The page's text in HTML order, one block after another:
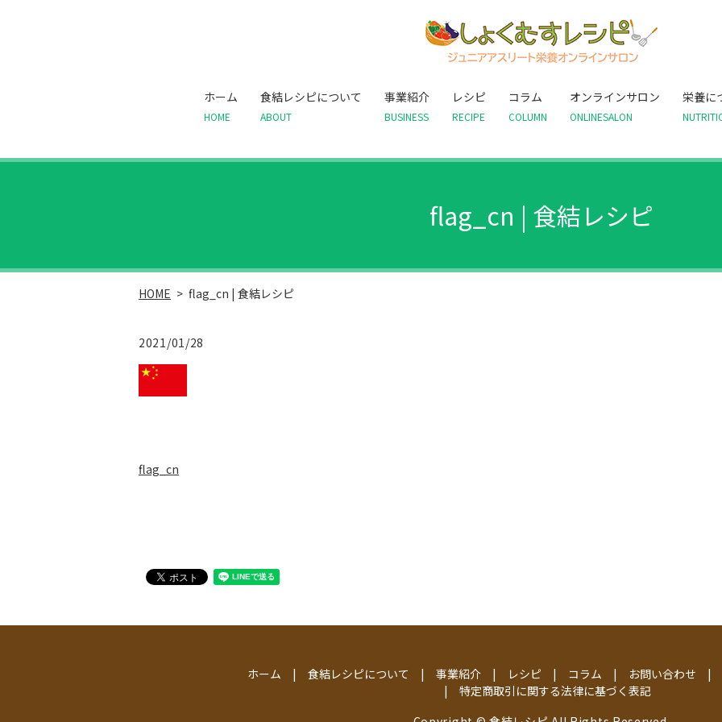
ホーム
HOME
食結レシピについて
ABOUT
事業紹介
BUSINESS
レシピ
RECIPE
コラム
COLUMN
オンラインサロン
ONLINESALON
栄養に
flag_cn | 食結レシピ
HOME flag_cn | 食結レシピ
2021/01/28
flag_cn
ホーム 食結レシピについて 事業紹介 レシピ コラム お問い合わせ
特定商取引に関する法律に基づく表記